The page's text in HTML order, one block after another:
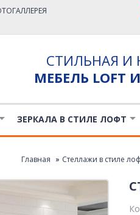
СТИЛЬНАЯ И
МЕБЕЛЬ LOFT
ЗЕРКАЛА В СТИЛЕ ЛОФТ
Главная Стеллажи в стиле